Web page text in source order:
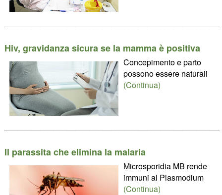
Hiv, gravidanza sicura se la mamma è positiva
Concepimento e parto
possono essere naturali
(Continua)
Il parassita che elimina la malaria
Microsporidia MB rende
immuni al Plasmodium
(Continua)